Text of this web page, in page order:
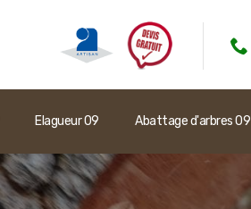
Elagueur 09 Abattage d'arbres 09